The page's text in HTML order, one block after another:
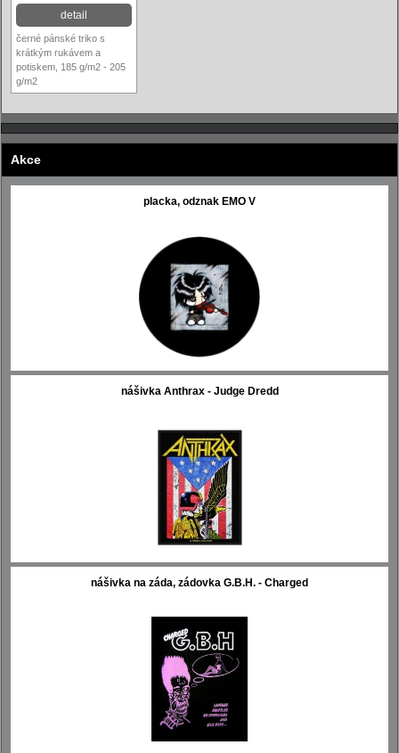
detail
černé pánské triko s
krátkým rukávem a
potiskem, 185 g/m2 - 205
g/m2
Akce
placka, odznak EMO V
nášivka Anthrax - Judge Dredd
nášivka na záda, zádovka G.B.H. - Charged